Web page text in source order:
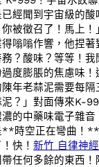
經聞到宇宙級的酸
被徵召了！馬上！
嗡嗡作響，他捏著
？酸味？等等！我
度膨脹的焦慮味！
年老蒜泥需要每隔
？」對面傳來K-
的中藥味電子雜音
**時空正在彎曲！
快！新竹 自律神
帶任何多餘的東西